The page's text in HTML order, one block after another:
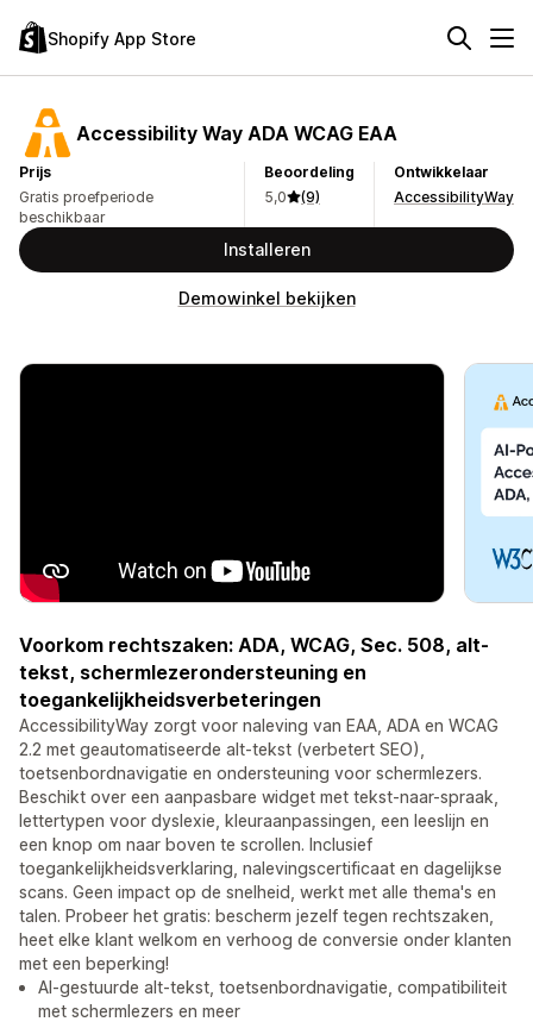
Shopify App Store
Accessibility Way ADA WCAG EAA
Prijs
Gratis proefperiode
beschikbaar
Beoordeling
5,0
(9)
Ontwikkelaar
AccessibilityWay
Installeren
Demowinkel bekijken
Voorkom rechtszaken: ADA, WCAG, Sec. 508, alt-
tekst, schermlezerondersteuning en
toegankelijkheidsverbeteringen
AccessibilityWay zorgt voor naleving van EAA, ADA en WCAG
2.2 met geautomatiseerde alt-tekst (verbetert SEO),
toetsenbordnavigatie en ondersteuning voor schermlezers.
Beschikt over een aanpasbare widget met tekst-naar-spraak,
lettertypen voor dyslexie, kleuraanpassingen, een leeslijn en
een knop om naar boven te scrollen. Inclusief
toegankelijkheidsverklaring, nalevingscertificaat en dagelijkse
scans. Geen impact op de snelheid, werkt met alle thema's en
talen. Probeer het gratis: bescherm jezelf tegen rechtszaken,
heet elke klant welkom en verhoog de conversie onder klanten
met een beperking!
AI-gestuurde alt-tekst, toetsenbordnavigatie, compatibiliteit
met schermlezers en meer